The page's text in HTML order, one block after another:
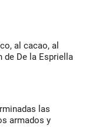
al cacao, al
de De la Espriella
las
armados y